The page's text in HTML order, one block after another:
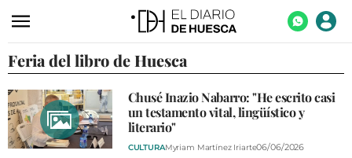
ACTUALIDAD
ECONOMÍA
TECNOLOGÍA
TURISMO
Feria del libro de Huesca
Chusé Inazio Nabarro: "He escrito casi
un testamento vital, lingüístico y
literario"
CULTURAMyriam Martínez Iriarte06/06/2026